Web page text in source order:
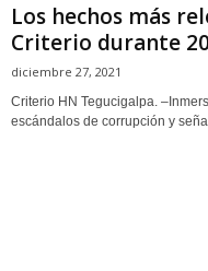
Los hechos más
Criterio durante
diciembre 27, 2021
Criterio HN Tegucigalpa.
escándalos de corrupción y